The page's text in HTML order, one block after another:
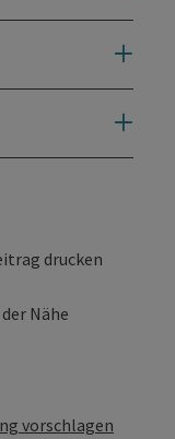
drucken
Nähe
vorschlagen